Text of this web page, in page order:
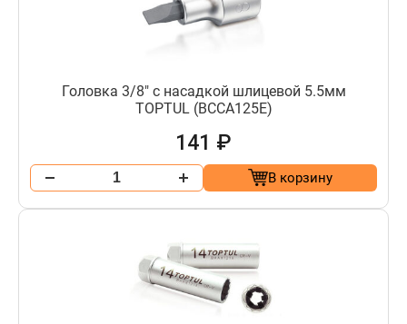
Головка 3/8" с насадкой шлицевой 5.5мм
TOPTUL (BCCA125E)
141 ₽
В корзину